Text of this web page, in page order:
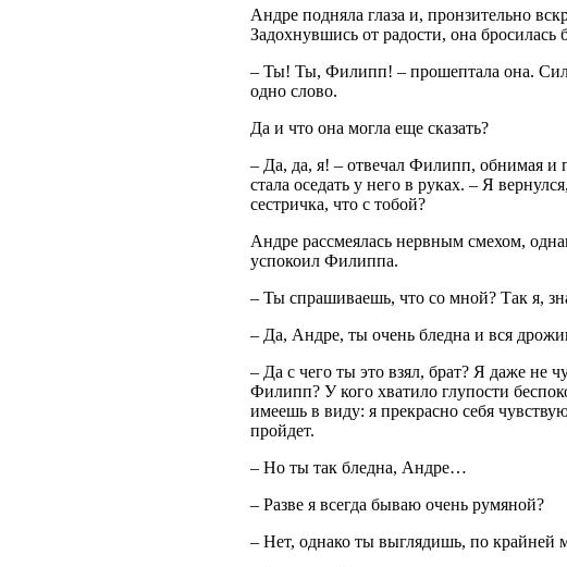
Андре подняла глаза и, пронзительно
Задохнувшись от радости, она бросилась
– Ты! Ты, Филипп! – прошептала она.
одно слово.
Да и что она могла еще сказать?
– Да, да, я! – отвечал Филипп, обнимая и
стала оседать у него в руках. – Я
сестричка, что с тобой?
Андре рассмеялась нервным смехом,
успокоил Филиппа.
– Ты спрашиваешь, что со мной? Так я,
– Да, Андре, ты очень бледна и вся
– Да с чего ты это взял, брат? Я даже не
Филипп? У кого хватило глупости
имеешь в виду: я прекрасно себя
пройдет.
– Но ты так бледна, Андре…
– Разве я всегда бываю очень румяной?
– Нет, однако ты выглядишь, по крайней